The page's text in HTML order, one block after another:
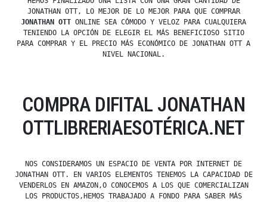
JONATHAN OTT, LO MEJOR DE LO MEJOR PARA QUE COMPRAR
JONATHAN OTT ONLINE SEA CÓMODO Y VELOZ PARA CUALQUIERA
TENIENDO LA OPCIÓN DE ELEGIR EL MÁS BENEFICIOSO SITIO
PARA COMPRAR Y EL PRECIO MÁS ECONÓMICO DE JONATHAN OTT A
NIVEL NACIONAL.
COMPRA DIFITAL JONATHAN
OTTLIBRERIAESOTÉRICA.NET
NOS CONSIDERAMOS UN ESPACIO DE VENTA POR INTERNET DE
JONATHAN OTT. EN VARIOS ELEMENTOS TENEMOS LA CAPACIDAD DE
VENDERLOS EN AMAZON,O CONOCEMOS A LOS QUE COMERCIALIZAN
LOS PRODUCTOS,HEMOS TRABAJADO A FONDO PARA SABER MÁS